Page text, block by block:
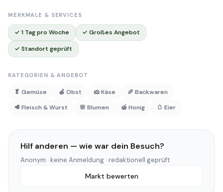
MERKMALE & SERVICES
✓ 1 Tag pro Woche ✓ Großes Angebot
✓ Standort geprüft
KATEGORIEN & ANGEBOT
🥬 Gemüse 🍎 Obst 🧀 Käse
🥖 Backwaren
🥩 Fleisch & Wurst
🌸 Blumen 🍯 Honig 🥚 Eier
Hilf anderen — wie war dein Besuch?
Anonym · keine Anmeldung · redaktionell geprüft
Markt bewerten